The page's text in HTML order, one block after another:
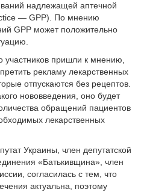
надлежащей аптечной
— GPP). По мнению
GPP может положительно
участников пришли к мнению,
рекламу лекарственных
отпускаются без рецептов.
нововведения, оно будет
обращений пациентов
лекарственных
Украины, член депутатской
«Батькивщина», член
согласилась с тем, что
актуальна, поэтому